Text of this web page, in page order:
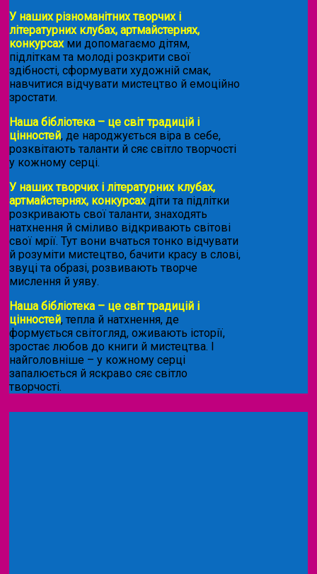
У наших різноманітних творчих і
літературних клубах, артмайстернях,
конкурсахми допомагаємо дітям,
підліткам та молоді розкрити свої
здібності, сформувати художній смак,
навчитися відчувати мистецтво й емоційно
зростати.
Наша бібліотека – це світ традицій і
цінностей, де народжується віра в себе,
розквітають таланти й сяє світло творчості
у кожному серці.
У наших творчих і літературних клубах,
артмайстернях, конкурсахдіти та підлітки
розкривають свої таланти, знаходять
натхнення й сміливо відкривають світові
свої мрії. Тут вони вчаться тонко відчувати
й розуміти мистецтво, бачити красу в слові,
звуці та образі, розвивають творче
мислення й уяву.
Наша бібліотека – це світ традицій і
цінностей, тепла й натхнення, де
формується світогляд, оживають історії,
зростає любов до книги й мистецтва. І
найголовніше – у кожному серці
запалюється й яскраво сяє світло
творчості.